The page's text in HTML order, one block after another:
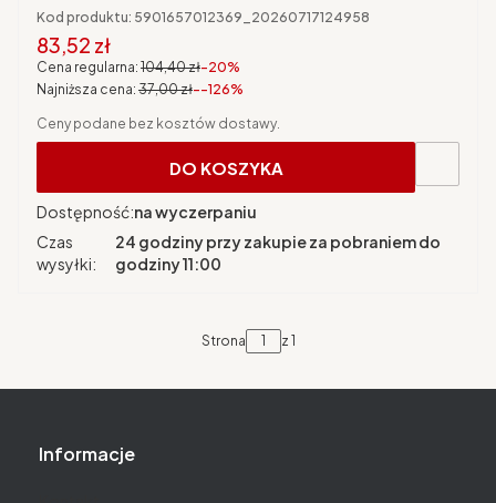
Kod produktu: 5901657012369_20260717124958
Cena promocyjna brutto
83,52 zł
Cena regularna: 104,40 zł-20%
Najniższa cena: 37,00 zł--126%
Ceny podane bez kosztów dostawy.
DO KOSZYKA
Dostępność:na wyczerpaniu
Czas
wysyłki:
24 godziny przy zakupie za pobraniem do
godziny 11:00
Strona z 1
Linki w stopce
Informacje